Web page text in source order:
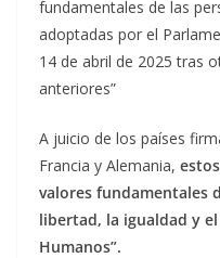
fundamentales de las
adoptadas por el
14 de abril de 2025 tras
anteriores”
A juicio de los países
Francia y Alemania,
valores fundamentales
libertad, la igualdad y
Humanos”.